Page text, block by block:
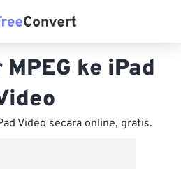
ke iPad
Video secara online, gratis.